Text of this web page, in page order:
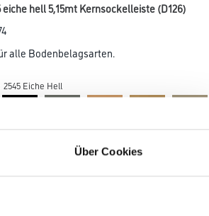
Über Cookies
eiche hell 5,15mt Kernsockelleiste (D126)
alle Bodenbelagsarten.
2545 Eiche Hell
Länge in